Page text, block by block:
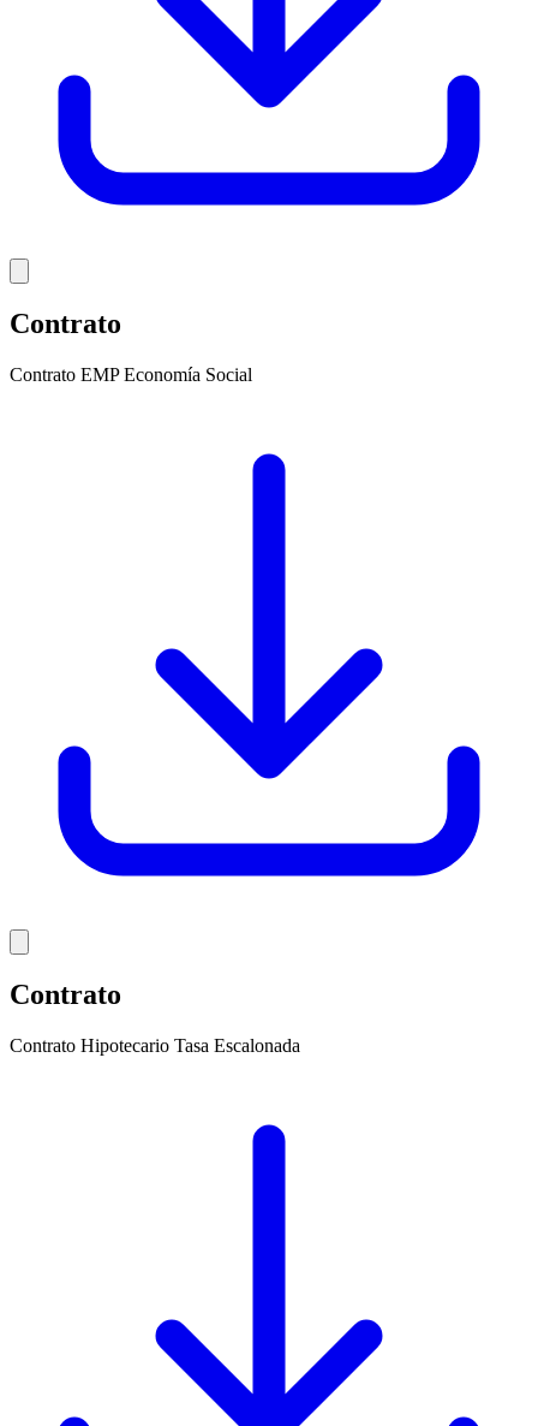
Contrato
Contrato EMP Economía Social
Contrato
Contrato Hipotecario Tasa Escalonada